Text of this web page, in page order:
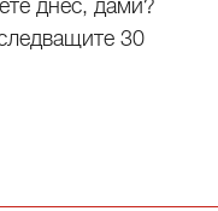
днес, дами?
30